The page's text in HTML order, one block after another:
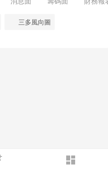
dashboard
三多風向圖